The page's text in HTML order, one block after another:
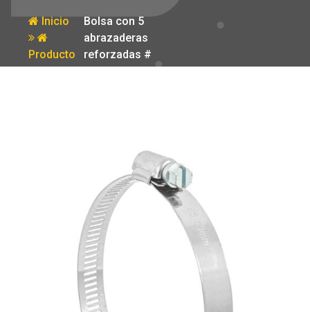
Inicio
Producto
Bolsa con 5
abrazaderas
reforzadas #
48 2-9/16 – 3-